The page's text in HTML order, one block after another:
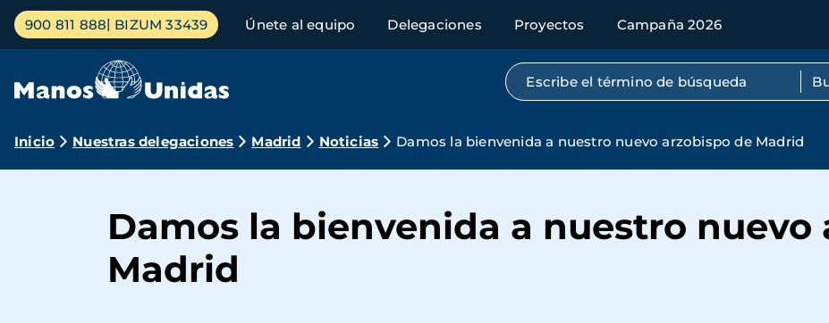
Pasar
contenido
Menú
principal
900 811 888 BIZUM 33439 Únete al equipo Delegaciones Proyectos Campaña 2026
Búsqueda por texto completo
Ruta
navegación
Inicio Nuestras delegaciones Madrid Noticias Damos la bienvenida a nuestro nuevo arzobispo de Madrid
Damos la bienvenida a nuestro nuevo
Madrid